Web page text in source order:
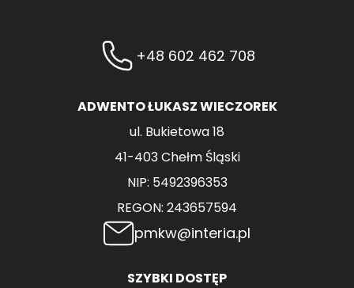
+48 602 462 708
ADWENTO ŁUKASZ WIECZOREK
ul. Bukietowa 18
41-403 Chełm Śląski
NIP: 5492396353
REGON: 243657594
pmkw@interia.pl
SZYBKI DOSTĘP